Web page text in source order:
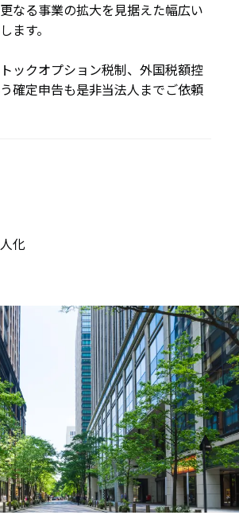
なる事業の拡大を見据えた幅広い
ます。
ックオプション税制、外国税額控
確定申告も是非当法人までご依頼
化